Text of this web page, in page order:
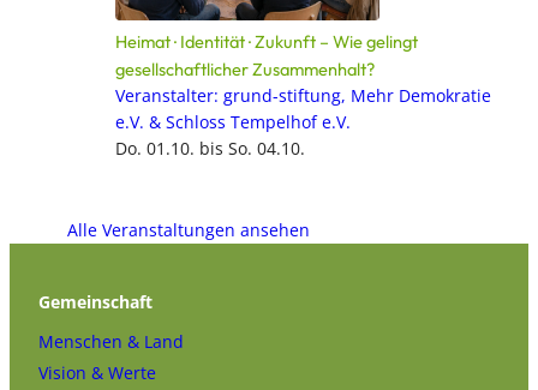
Heimat · Identität · Zukunft – Wie gelingt
gesellschaftlicher Zusammenhalt?
Veranstalter: grund-stiftung, Mehr Demokratie
e.V. & Schloss Tempelhof e.V.
Do. 01.10. bis So. 04.10.
Alle Veranstaltungen ansehen
Gemeinschaft
Menschen & Land
Vision & Werte